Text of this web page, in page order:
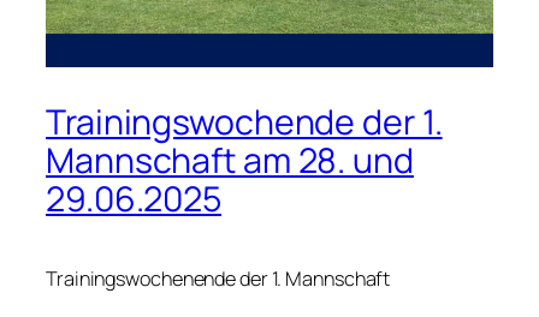
Trainingswochende der 1.
Mannschaft am 28. und
29.06.2025
Trainingswochenende der 1. Mannschaft